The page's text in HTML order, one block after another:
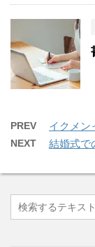
PREV イクメン
NEXT 結婚式で